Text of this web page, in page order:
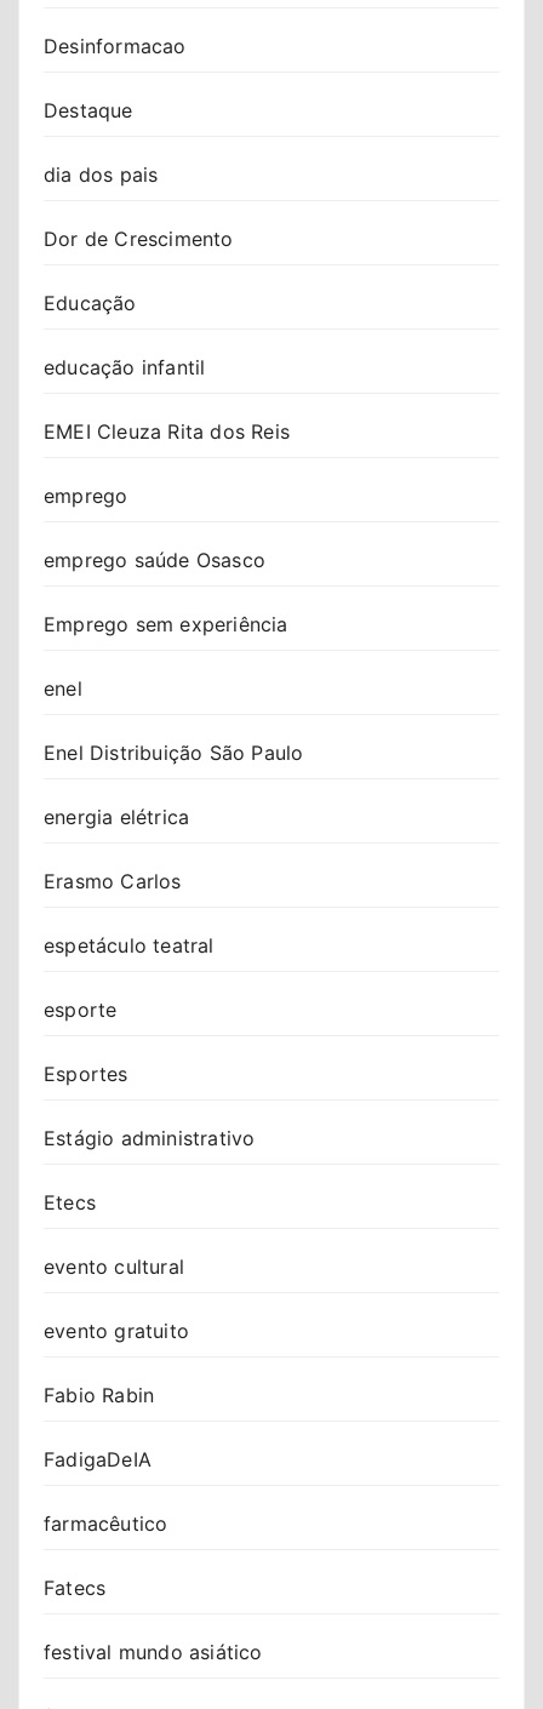
Desinformacao
Destaque
dia dos pais
Dor de Crescimento
Educação
educação infantil
EMEI Cleuza Rita dos Reis
emprego
emprego saúde Osasco
Emprego sem experiência
enel
Enel Distribuição São Paulo
energia elétrica
Erasmo Carlos
espetáculo teatral
esporte
Esportes
Estágio administrativo
Etecs
evento cultural
evento gratuito
Fabio Rabin
FadigaDeIA
farmacêutico
Fatecs
festival mundo asiático